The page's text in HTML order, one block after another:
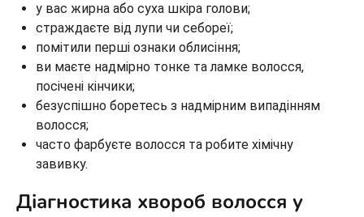
у вас жирна або суха шкіра голови;
страждаєте від лупи чи себореї;
помітили перші ознаки облисіння;
ви маєте надмірно тонке та ламке волосся,
посічені кінчики;
безуспішно боретесь з надмірним випадінням
волосся;
часто фарбуєте волосся та робите хімічну
завивку.
Діагностика хвороб волосся у